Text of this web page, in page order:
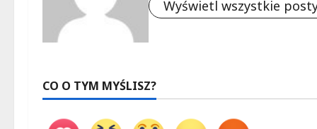
Wyświetl wszystkie
CO O TYM MYŚLISZ?